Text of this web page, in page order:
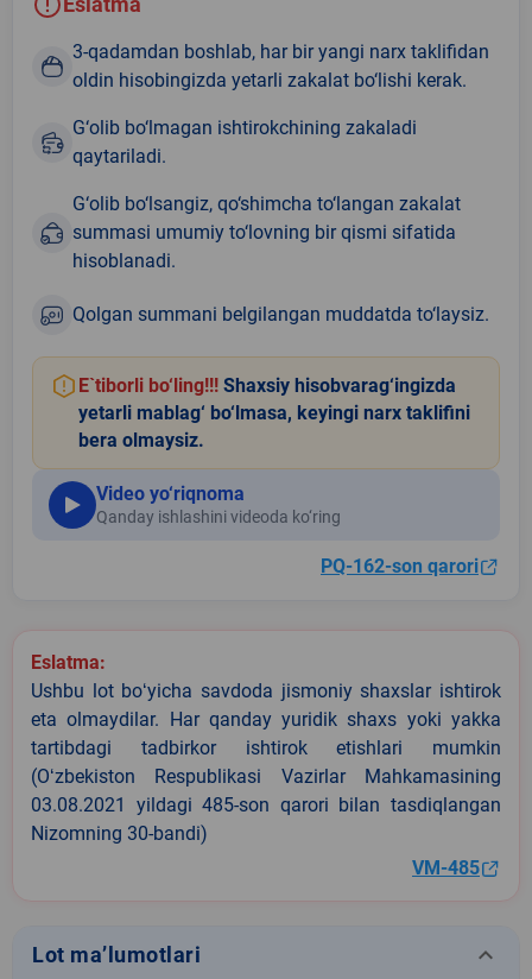
3-qadamdan boshlab, har bir yangi narx taklifidan
oldin hisobingizda yetarli zakalat bo‘lishi kerak.
G‘olib bo‘lmagan ishtirokchining zakaladi
qaytariladi.
G‘olib bo‘lsangiz, qo‘shimcha to‘langan zakalat
summasi umumiy to‘lovning bir qismi sifatida
hisoblanadi.
Qolgan summani belgilangan muddatda to‘laysiz.
E`tiborli bo‘ling!!! Shaxsiy hisobvarag‘ingizda
yetarli mablag‘ bo‘lmasa, keyingi narx taklifini
bera olmaysiz.
Video yo‘riqnoma
Qanday ishlashini videoda ko‘ring
PQ-162-son qarori
Eslatma:
Ushbu lot boʻyicha savdoda jismoniy shaxslar ishtirok
eta olmaydilar. Har qanday yuridik shaxs yoki yakka
tartibdagi tadbirkor ishtirok etishlari mumkin
(Oʻzbekiston Respublikasi Vazirlar Mahkamasining
03.08.2021 yildagi 485-son qarori bilan tasdiqlangan
Nizomning 30-bandi)
VM-485
Lot ma’lumotlari keyboard_arrow_down